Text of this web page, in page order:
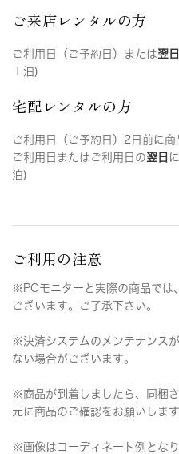
ご来店レンタルの方
ご利用日（ご予約日）または翌日
１泊)
宅配レンタルの方
ご利用日（ご予約日）2日前に商
ご利用日またはご利用日の翌日
泊)
ご利用の注意
※PCモニターと実際の商品では
ございます。ご了承下さい。
※決済システムのメンテナンス
ない場合がございます。
※商品が到着しましたら、同梱
元に商品のご確認をお願いします
※画像はコーディネート例とな